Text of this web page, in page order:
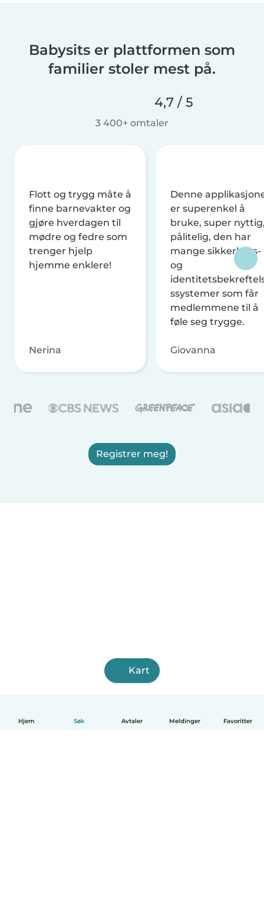
Hjem Søk Avtaler Meldinger Favoritter
Babysits er plattformen som
familier stoler mest på.
4,7 / 5
3 400+ omtaler
Flott og trygg måte å
finne barnevakter og
gjøre hverdagen til
mødre og fedre som
trenger hjelp
hjemme enklere!
Nerina
Denne
er superenkel å
bruke, super
pålitelig, den har
mange sikkerhets-
og
ssystemer som får
medlemmene til å
føle seg trygge.
Giovanna
Registrer meg!
Kart